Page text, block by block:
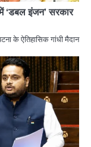
इंजन’ सरकार
के ऐतिहासिक गांधी मैदान